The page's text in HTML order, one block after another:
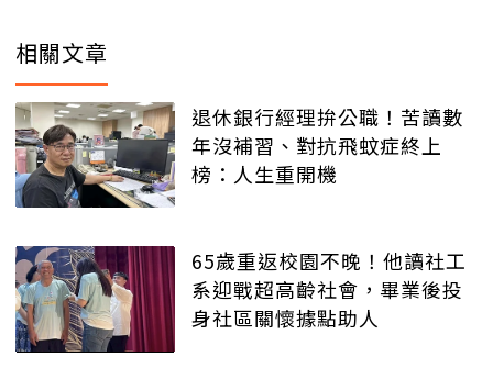
相關文章
退休銀行經理拚公職！苦讀數
年沒補習、對抗飛蚊症終上
榜：人生重開機
65歲重返校園不晚！他讀社工
系迎戰超高齡社會，畢業後投
身社區關懷據點助人